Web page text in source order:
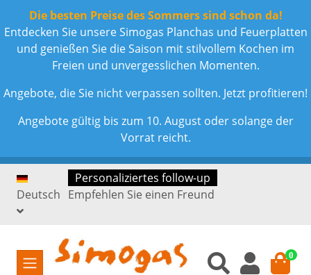
Die besten Preise des Sommers sind schon da!
Entdecken Sie unsere Simogas Planchas und Feuerplatten
und genießen Sie die Saison mit stilvollem Kochen im
Freien und unvergesslichen Momenten.
Angebote, die Sie nicht verpassen sollten. Jetzt profitieren!
Angebote gültig bis zum 10. August oder solange der
Vorrat reicht.
Deutsch
Personaliziertes follow-up
Empfehlen Sie einen Freund
0